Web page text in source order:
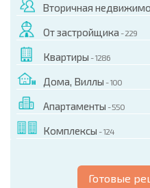
Вторичная
От застройщика - 229
Квартиры - 1286
Дома, Виллы - 100
Апартаменты - 550
Комплексы - 124
Готовые